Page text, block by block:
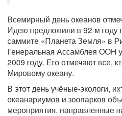
Всемирный день океанов
Идею предложили в 92-м году
саммите «Планета Земля» в
Генеральная Ассамблея ООН
2009 году. Его отмечают все,
Мировому океану.
В этот день учёные-экологи,
океанариумов и зоопарков
мероприятия, направленные